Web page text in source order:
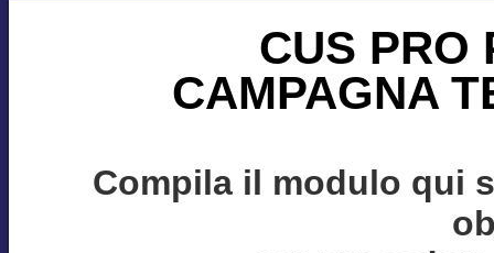
CUS PRO
CAMPAGNA
Compila il modulo qui